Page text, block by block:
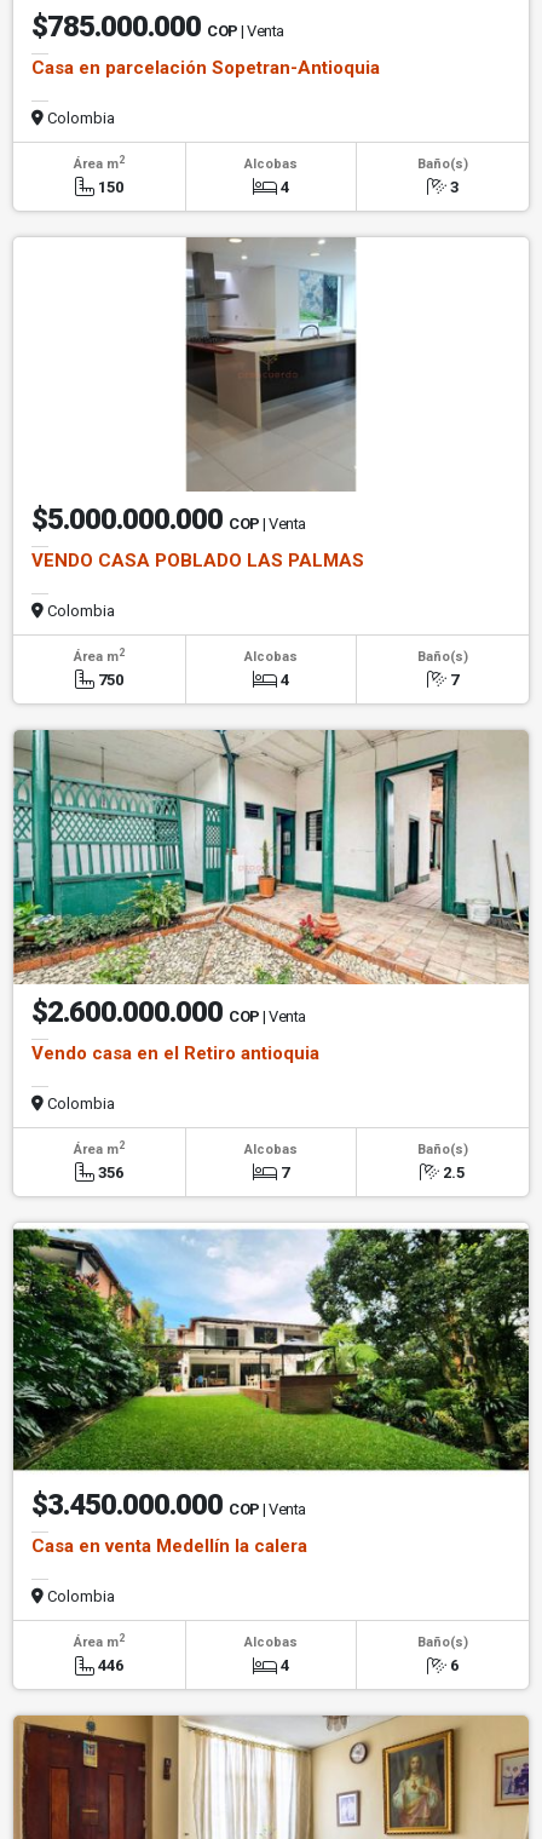
$785.000.000 COP | Venta
Casa en parcelación Sopetran-Antioquia
Colombia
Área m2
150
Alcobas
4
Baño(s)
3
$5.000.000.000 COP | Venta
VENDO CASA POBLADO LAS PALMAS
Colombia
Área m2
750
Alcobas
4
Baño(s)
7
$2.600.000.000 COP | Venta
Vendo casa en el Retiro antioquia
Colombia
Área m2
356
Alcobas
7
Baño(s)
2.5
$3.450.000.000 COP | Venta
Casa en venta Medellín la calera
Colombia
Área m2
446
Alcobas
4
Baño(s)
6